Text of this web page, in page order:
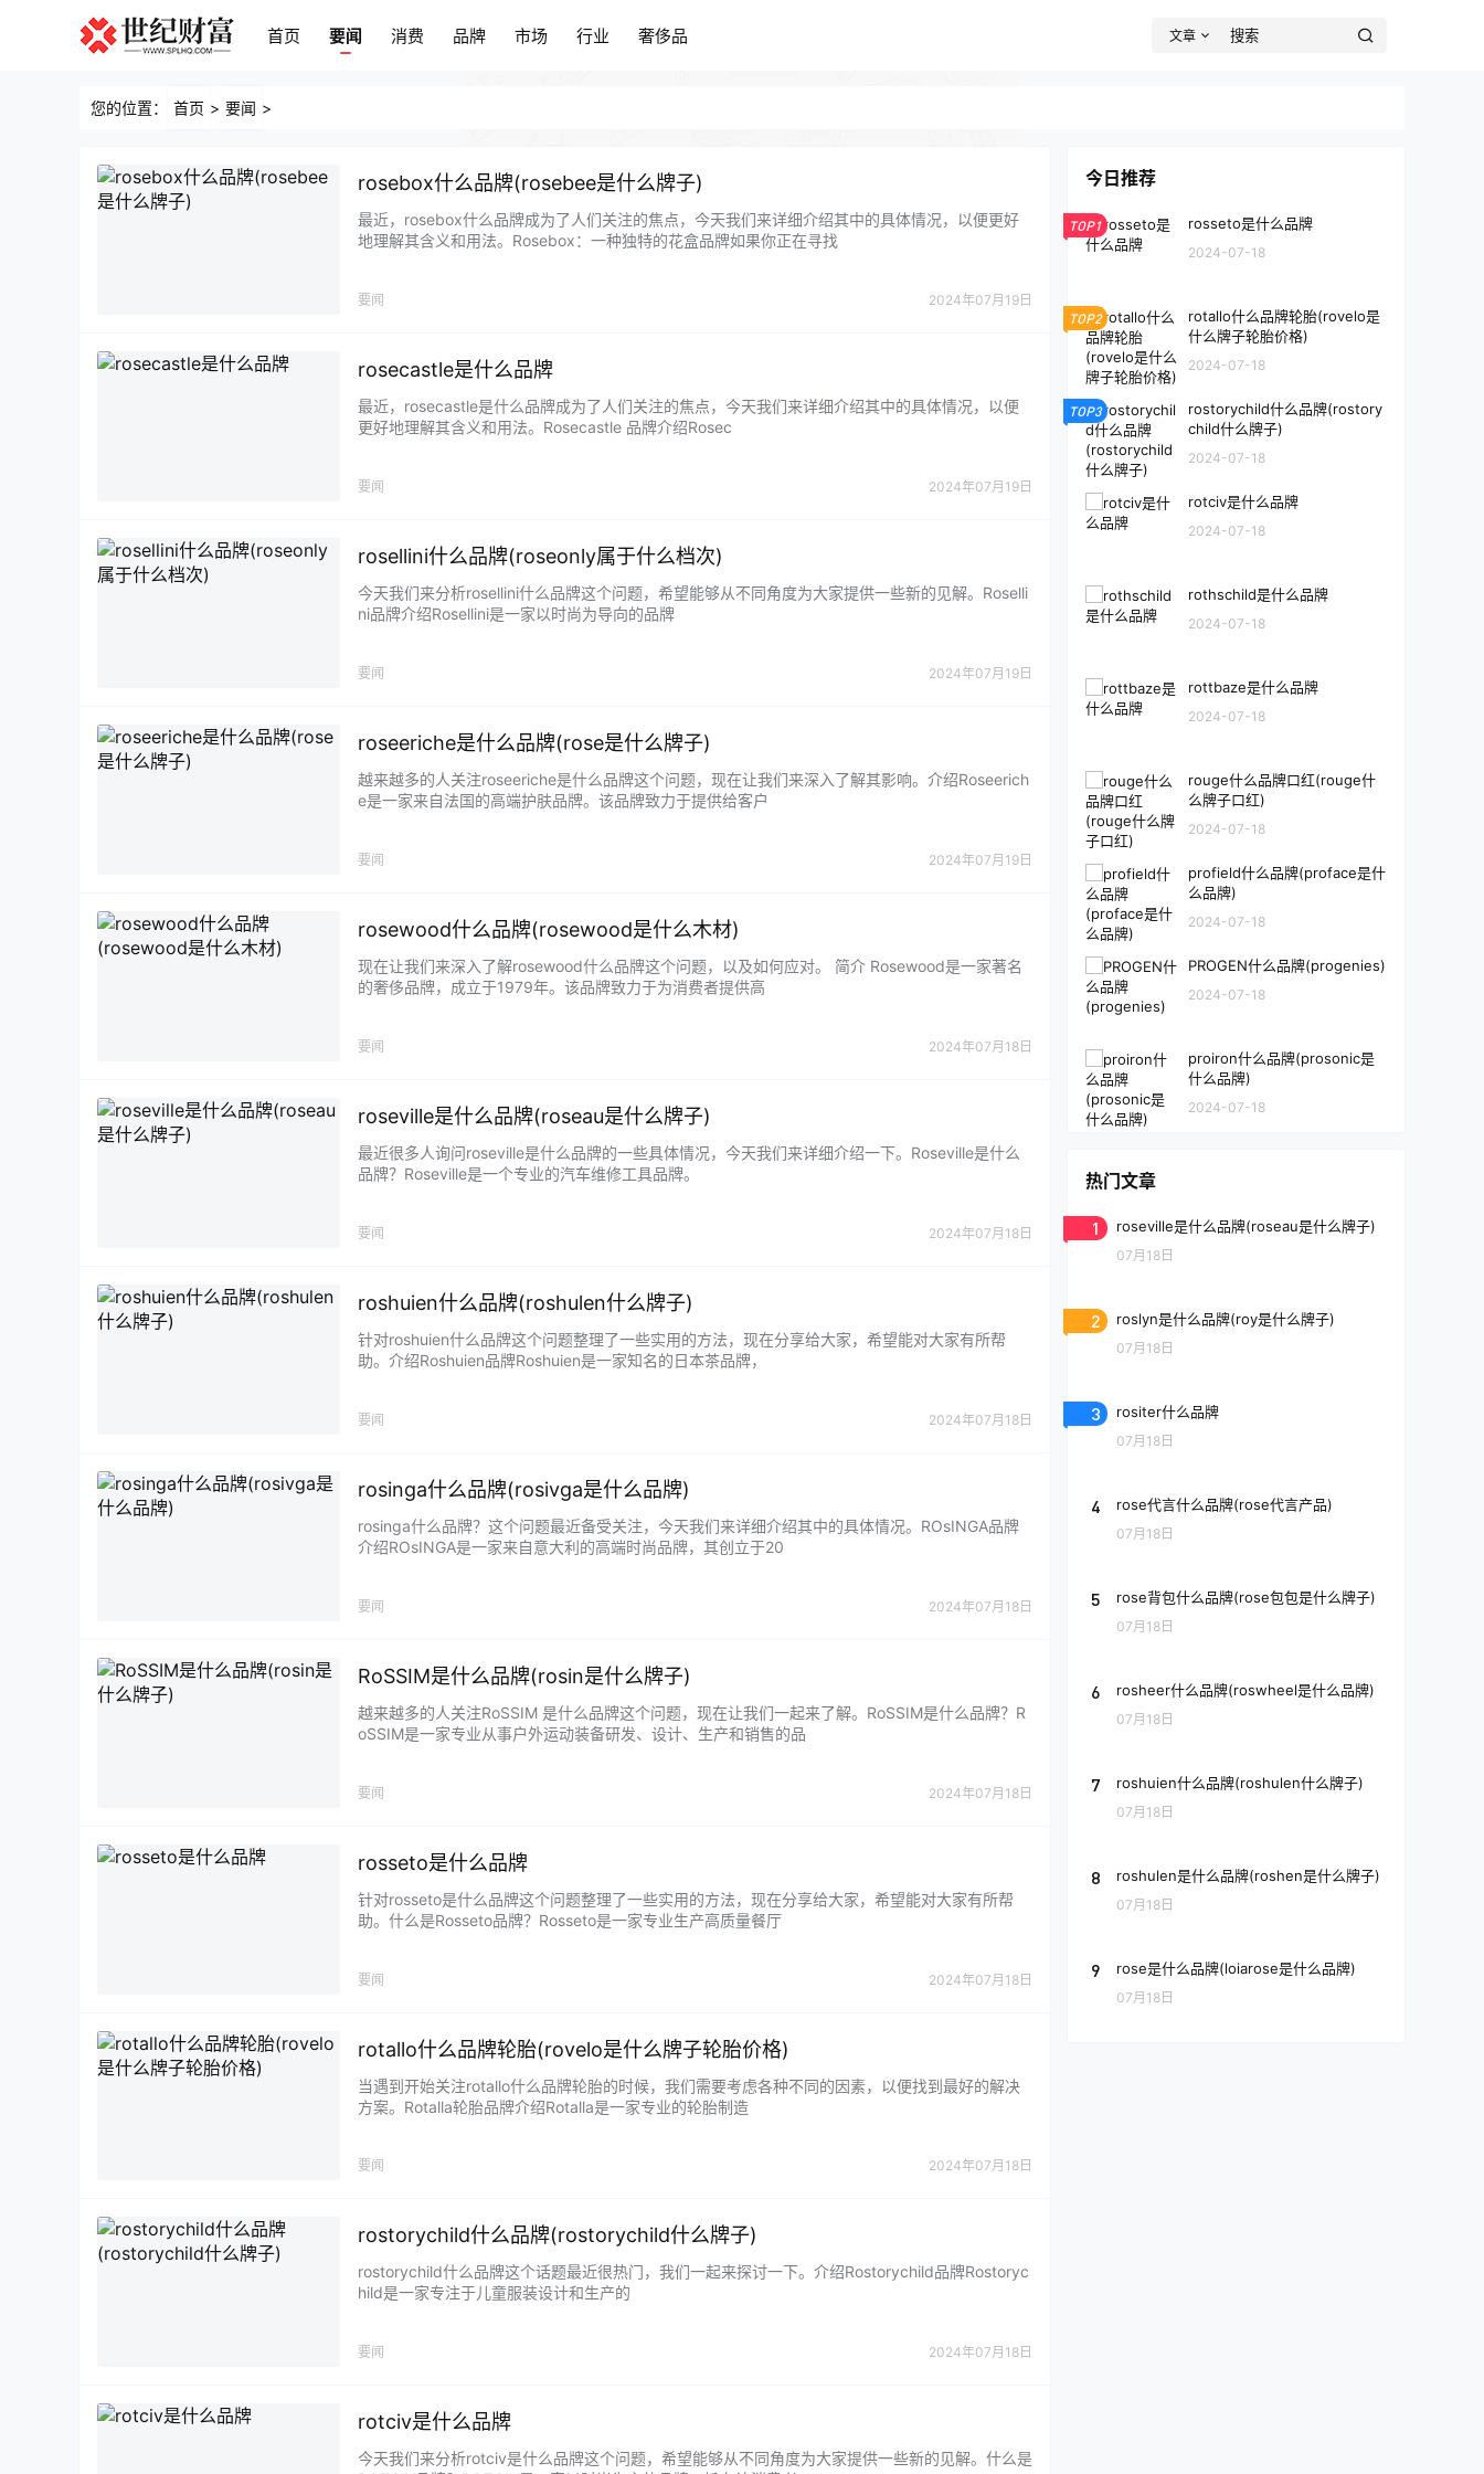
首页 要闻 消费 品牌 市场 行业 奢侈品 文章
要闻
您的位置： 首页 > 要闻 >
rosebox什么品牌(rosebee是什么牌子)
最近，rosebox什么品牌成为了人们关注的焦点，今天我们来详细介绍其中的具体情况，以便更好
地理解其含义和用法。Rosebox：一种独特的花盒品牌如果你正在寻找
要闻 2024年07月19日
rosecastle是什么品牌
最近，rosecastle是什么品牌成为了人们关注的焦点，今天我们来详细介绍其中的具体情况，以便
更好地理解其含义和用法。Rosecastle 品牌介绍Rosec
要闻 2024年07月19日
rosellini什么品牌(roseonly属于什么档次)
今天我们来分析rosellini什么品牌这个问题，希望能够从不同角度为大家提供一些新的见解。Roselli
ni品牌介绍Rosellini是一家以时尚为导向的品牌
要闻 2024年07月19日
roseeriche是什么品牌(rose是什么牌子)
越来越多的人关注roseeriche是什么品牌这个问题，现在让我们来深入了解其影响。介绍Roseerich
e是一家来自法国的高端护肤品牌。该品牌致力于提供给客户
要闻 2024年07月19日
rosewood什么品牌(rosewood是什么木材)
现在让我们来深入了解rosewood什么品牌这个问题，以及如何应对。 简介 Rosewood是一家著名
的奢侈品牌，成立于1979年。该品牌致力于为消费者提供高
要闻 2024年07月18日
roseville是什么品牌(roseau是什么牌子)
最近很多人询问roseville是什么品牌的一些具体情况，今天我们来详细介绍一下。Roseville是什么
品牌？Roseville是一个专业的汽车维修工具品牌。
要闻 2024年07月18日
roshuien什么品牌(roshulen什么牌子)
针对roshuien什么品牌这个问题整理了一些实用的方法，现在分享给大家，希望能对大家有所帮
助。介绍Roshuien品牌Roshuien是一家知名的日本茶品牌，
要闻 2024年07月18日
rosinga什么品牌(rosivga是什么品牌)
rosinga什么品牌？这个问题最近备受关注，今天我们来详细介绍其中的具体情况。ROsINGA品牌
介绍ROsINGA是一家来自意大利的高端时尚品牌，其创立于20
要闻 2024年07月18日
RoSSIM是什么品牌(rosin是什么牌子)
越来越多的人关注RoSSIM 是什么品牌这个问题，现在让我们一起来了解。RoSSIM是什么品牌？R
oSSIM是一家专业从事户外运动装备研发、设计、生产和销售的品
要闻 2024年07月18日
rosseto是什么品牌
针对rosseto是什么品牌这个问题整理了一些实用的方法，现在分享给大家，希望能对大家有所帮
助。什么是Rosseto品牌？Rosseto是一家专业生产高质量餐厅
要闻 2024年07月18日
rotallo什么品牌轮胎(rovelo是什么牌子轮胎价格)
当遇到开始关注rotallo什么品牌轮胎的时候，我们需要考虑各种不同的因素，以便找到最好的解决
方案。Rotalla轮胎品牌介绍Rotalla是一家专业的轮胎制造
要闻 2024年07月18日
rostorychild什么品牌(rostorychild什么牌子)
rostorychild什么品牌这个话题最近很热门，我们一起来探讨一下。介绍Rostorychild品牌Rostoryc
hild是一家专注于儿童服装设计和生产的
要闻 2024年07月18日
rotciv是什么品牌
今天我们来分析rotciv是什么品牌这个问题，希望能够从不同角度为大家提供一些新的见解。什么是
今日推荐
TOP1 rosseto是什么品牌
2024-07-18
TOP2
rotallo什么品牌轮胎(rovelo是
什么牌子轮胎价格)
2024-07-18
TOP3
rostorychild什么品牌(rostory
child什么牌子)
2024-07-18
rotciv是什么品牌
2024-07-18
rothschild是什么品牌
2024-07-18
rottbaze是什么品牌
2024-07-18
rouge什么品牌口红(rouge什
么牌子口红)
2024-07-18
profield什么品牌(proface是什
么品牌)
2024-07-18
PROGEN什么品牌(progenies)
2024-07-18
proiron什么品牌(prosonic是
什么品牌)
2024-07-18
热门文章
1 roseville是什么品牌(roseau是什么牌子)
07月18日
2 roslyn是什么品牌(roy是什么牌子)
07月18日
3 rositer什么品牌
07月18日
4 rose代言什么品牌(rose代言产品)
07月18日
5 rose背包什么品牌(rose包包是什么牌子)
07月18日
6 rosheer什么品牌(roswheel是什么品牌)
07月18日
7 roshuien什么品牌(roshulen什么牌子)
07月18日
8 roshulen是什么品牌(roshen是什么牌子)
07月18日
9 rose是什么品牌(loiarose是什么品牌)
07月18日